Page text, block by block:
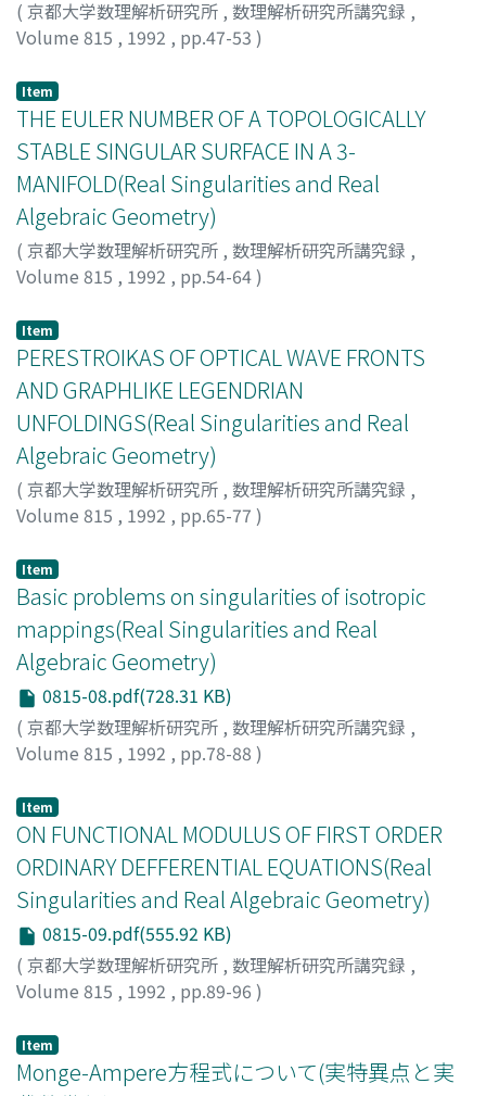
( 京都大学数理解析研究所 , 数理解析研究所講究録 ,
Volume 815 , 1992 , pp.47-53 )
Item
THE EULER NUMBER OF A TOPOLOGICALLY
STABLE SINGULAR SURFACE IN A 3-
MANIFOLD(Real Singularities and Real
Algebraic Geometry)
( 京都大学数理解析研究所 , 数理解析研究所講究録 ,
Volume 815 , 1992 , pp.54-64)
Item
PERESTROIKAS OF OPTICAL WAVE FRONTS
AND GRAPHLIKE LEGENDRIAN
UNFOLDINGS(Real Singularities and Real
Algebraic Geometry)
( 京都大学数理解析研究所 , 数理解析研究所講究録 ,
Volume 815 , 1992 , pp.65-77 )
Item
Basic problems on singularities of isotropic
mappings(Real Singularities and Real
Algebraic Geometry)
0815-08.pdf(728.31 KB)
( 京都大学数理解析研究所 , 数理解析研究所講究録 ,
Volume 815 , 1992 , pp.78-88 )
Item
ON FUNCTIONAL MODULUS OF FIRST ORDER
ORDINARY DEFFERENTIAL EQUATIONS(Real
Singularities and Real Algebraic Geometry)
0815-09.pdf(555.92 KB)
( 京都大学数理解析研究所 , 数理解析研究所講究録 ,
Volume 815 , 1992 , pp.89-96 )
Item
Monge-Ampere方程式について(実特異点と実